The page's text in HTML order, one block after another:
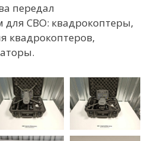
передал
для СВО: квадрокоптеры,
квадрокоптеров,